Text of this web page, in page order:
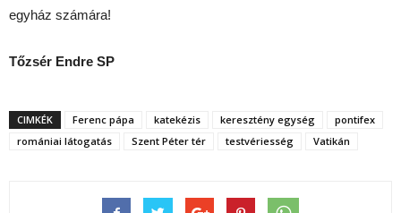
egyház számára!
Tőzsér Endre SP
CIMKÉK Ferenc pápa katekézis keresztény egység
pontifex
romániai látogatás
Szent Péter tér testvériesség Vatikán